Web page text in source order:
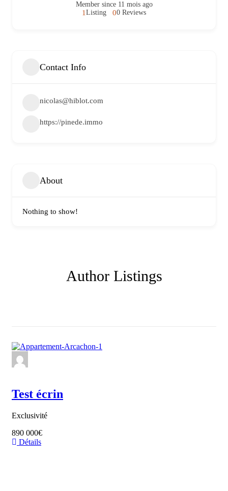
Member since 11 mois ago
00 Reviews
1 Listing
Contact Info
nicolas@hiblot.com
https://pinede.immo
About
Nothing to show!
Author Listings
Test écrin
Exclusivité
890 000€
Détails